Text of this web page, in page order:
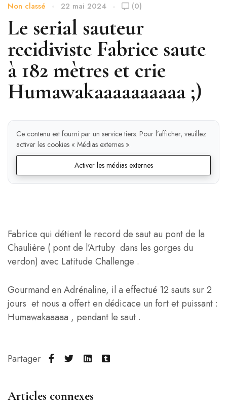
Non classé 22 mai 2024 (0)
Le serial sauteur
recidiviste Fabrice saute
à 182 mètres et crie
Humawakaaaaaaaaaa ;)
Ce contenu est fourni par un service tiers. Pour l’afficher, veuillez
activer les cookies « Médias externes ».
Activer les médias externes
Fabrice qui détient le record de saut au pont de la
Chaulière ( pont de l’Artuby dans les gorges du
verdon) avec Latitude Challenge .
Gourmand en Adrénaline, il a effectué 12 sauts sur 2
jours et nous a offert en dédicace un fort et puissant :
Humawakaaaaa , pendant le saut .
Partager
Articles connexes